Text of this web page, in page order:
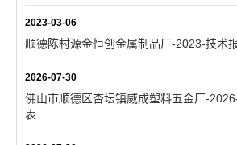
2023-03-06
顺德陈村源金恒创金属制品厂-2023-技术
2026-07-30
佛山市顺德区杏坛镇威成塑料五金厂-
表